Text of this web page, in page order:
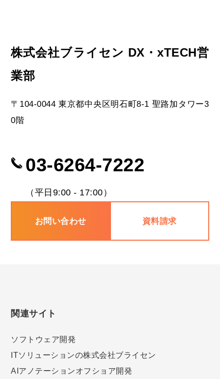
除・利用の停止・消去および第三者へ
の提供の停止（「開示等」といいま
を受け付ける窓口は、以下の「個人情
報に関する苦情・相談受付窓口」をご
任意項目の情報のご提供がない場合、
す。
報の取得
を用いるなどして、本人が容易に認識
行っておりません。
個人情報保護方針
本ホームページの個人情報保護方針を
株式会社ブライセン DX・xTECH営
業部
〒104-0044 東京都中央区明石町8-1 聖路加タワー3
0階
03-6264-7222
（平日9:00 - 17:00）
資料請求
お問い合わせ
関連サイト
ソフトウェア開発
ITソリューションの株式会社ブライセン
AIアノテーションオフショア開発